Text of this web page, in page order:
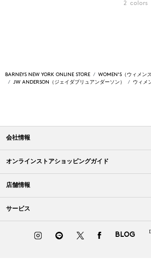
2 colors
BARNEYS NEW YORK ONLINE STORE
WOMEN'S（ウィメンズ
JW ANDERSON（ジェイダブリュアンダーソン）
ウィメ
会社情報
オンラインストアショッピングガイド
店舗情報
サービス
BLOG